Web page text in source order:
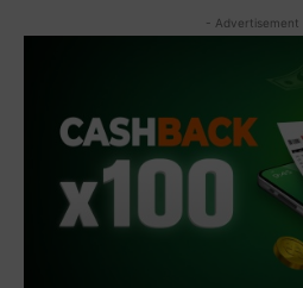
- Advertisement -